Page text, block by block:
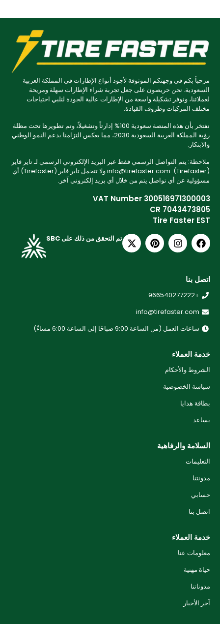
مرحباً بكم في وجهتكم الموثوقة لأجود أنواع الإطارات في المملكة العربية
السعودية. نحن حريصون على جعل تجربة شراء الإطارات سهلة ومريحة
لعملائنا، ونوفر تشكيلة واسعة من الإطارات عالية الجودة لتلبي احتياجات
مختلف المركبات وظروف القيادة.
نفتخر بأن هذه المنصة سعودية 100% إدارتاً وتشغيلاً، وتم تطويرها تحت مظلة
رؤية المملكة العربية السعودية 2030، مما يعكس التزامنا بدعم النمو الوطني
والابتكار.
ملاحظة: يتم التواصل الرسمي فقط عبر البريد الإلكتروني الرسمي لـ تاير فاير
(Tirefaster): info@tirefaster.com ولا تتحمل تاير فاير (Tirefaster) أي
مسؤولية عن أي تواصل يتم من خلال أي بريد إلكتروني آخر.
VAT Number 300516971300003
CR 7043473805
Tire Faster EST
تم التحقق من ذلك على SBC
اتصل بنا
+966540277222
info@tirefaster.com
ساعات العمل (من الساعة 9:00 صباحًا إلى الساعة 6:00 مساءً)
خدمة العملاء
الشروط والأحكام
سياسة الخصوصية
بطاقة هدايا
يساعد
السلامة والرفاهية
التعليمات
مدونتنا
حسابي
اتصل بنا
خدمة العملاء
معلومات عنا
حياة مهنية
مدوناتنا
آخر الأخبار